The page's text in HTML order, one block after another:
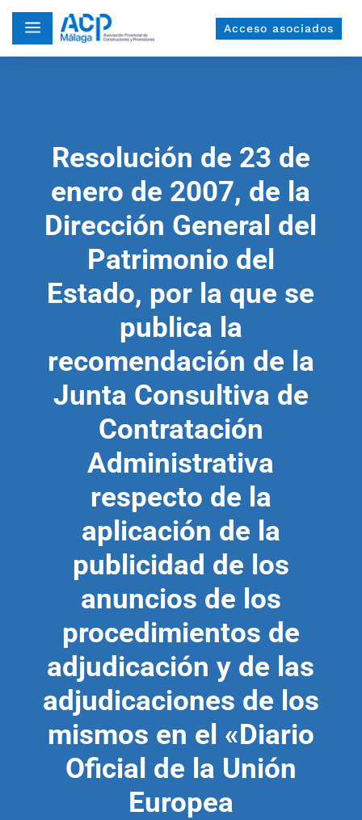
a Acceso asociados
Resolución de 23 de
enero de 2007, de la
Dirección General del
Patrimonio del
Estado, por la que se
publica la
recomendación de la
Junta Consultiva de
Contratación
Administrativa
respecto de la
aplicación de la
publicidad de los
anuncios de los
procedimientos de
adjudicación y de las
adjudicaciones de los
mismos en el «Diario
Oficial de la Unión
Europea